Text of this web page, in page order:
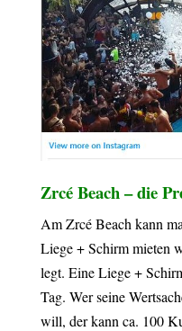
Zrcé Beach – die
Am Zrcé Beach kann
Liege + Schirm mieten
legt. Eine Liege +
Tag. Wer seine
will, der kann ca. 100